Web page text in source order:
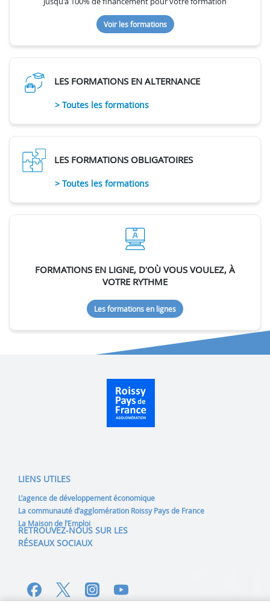
Voir les formations
LES FORMATIONS EN ALTERNANCE
> Toutes les formations
LES FORMATIONS OBLIGATOIRES
> Toutes les formations
FORMATIONS EN LIGNE, D'OÙ VOUS VOULEZ, À
VOTRE RYTHME
Les formations en lignes
LIENS UTILES
L’agence de développement économique
La communauté d’agglomération Roissy Pays de France
La Maison de l’Emploi
RETROUVEZ-NOUS SUR LES
RÉSEAUX SOCIAUX